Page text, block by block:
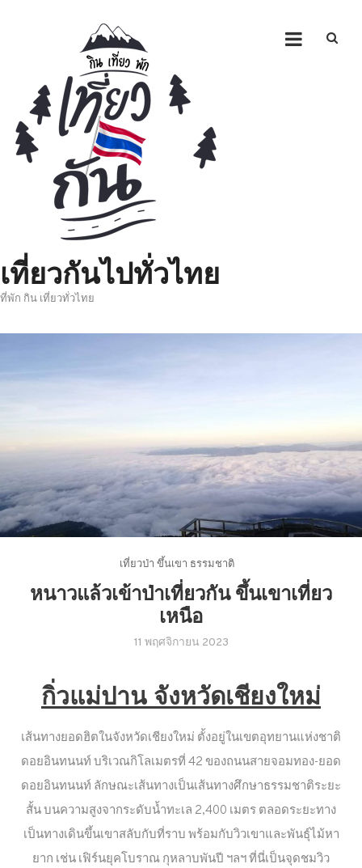
เที่ยวกันไปทั่วไทย
ที่พัก กิน เที่ยวทั่วไทย
เที่ยวป่า ขึ้นเขา ธรรมชาติ
หนาวแล้วเข้าป่าเที่ยวกัน ขึ้นเขาเที่ยว
เหนือ
11 พฤศจิกายน 2023
กิ่วแม่ปาน จังหวัดเชียงใหม่
เส้นทางยอดฮิตในจังหวัดเชียงใหม่ ตั้งอยู่ในเขตอุทยานแห่งชาติ
ดอยอินทนนท์ บริเวณกิโลเมตรที่ 42 ของถนนสายจอมทอง-ยอด
ดอยอินทนนท์ ลักษณะเส้นทางเป็นเส้นทางศึกษาธรรมชาติระยะ
สั้น บนความสูงจากระดับน้ำทะเล 2,400 เมตร ตลอดระยะทาง
เป็นทางเดินขึ้นเขาสลับกับที่ราบ พร้อมกับวิวเขาและพันธุ์ไม้หา
ยาก เช่น เฟิร์นยุคโบราณ กุหลาบพันปี ฯลฯ ที่นี่เป็นจุดชมวิว